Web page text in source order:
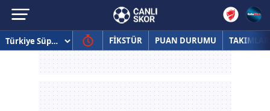
FİKSTÜR PUAN DURUMU TAKIMLAR